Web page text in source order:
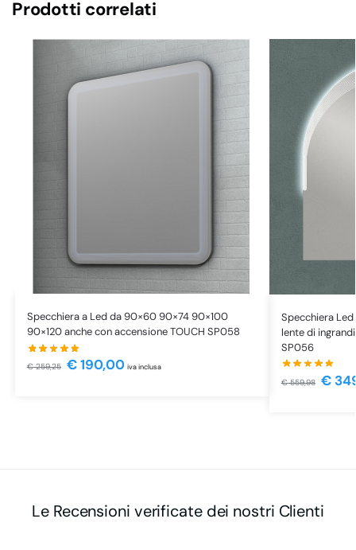
Prodotti correlati
Specchiera a Led da 90×60 90×74 90×100
90×120 anche con accensione TOUCH SP058
€259,25 €190,00 iva inclusa
Specchiera
lente di
SP056
€559,98 €
Le Recensioni verificate dei nostri Clienti